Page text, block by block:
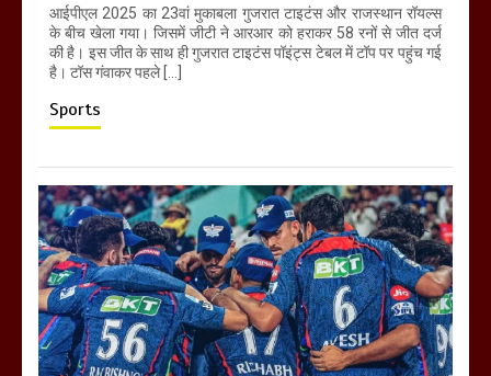
आईपीएल 2025 का 23वां मुकाबला गुजरात टाइटंस और राजस्थान रॉयल्स
के बीच खेला गया। जिसमें जीटी ने आरआर को हराकर 58 रनों से जीत दर्ज
की है। इस जीत के साथ ही गुजरात टाइटंस पॉइंट्स टेबल में टॉप पर पहुंच गई
है। टॉस गंवाकर पहले […]
Sports